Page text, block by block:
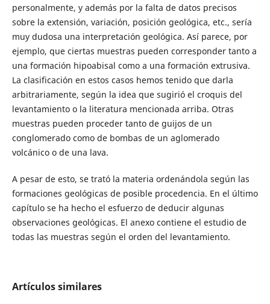
personalmente, y además por la falta de datos precisos
sobre la extensión, variación, posición geológica, etc., sería
muy dudosa una interpretación geológica. Así parece, por
ejemplo, que ciertas muestras pueden corresponder tanto a
una formación hipoabisal como a una formación extrusiva.
La clasificación en estos casos hemos tenido que darla
arbitrariamente, según la idea que sugirió el croquis del
levantamiento o la literatura mencionada arriba. Otras
muestras pueden proceder tanto de guijos de un
conglomerado como de bombas de un aglomerado
volcánico o de una lava.
A pesar de esto, se trató la materia ordenándola según las
formaciones geológicas de posible procedencia. En el último
capítulo se ha hecho el esfuerzo de deducir algunas
observaciones geológicas. El anexo contiene el estudio de
todas las muestras según el orden del levantamiento.
Artículos similares